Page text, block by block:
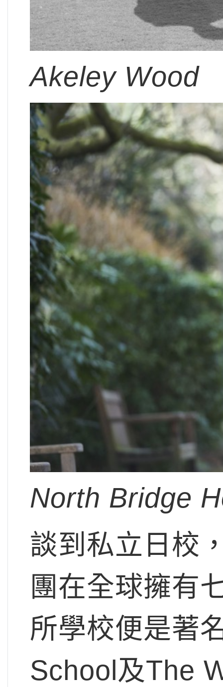
Akeley Wood
North Bridge
談到私立日校
團在全球擁有
所學校便是著
School及The